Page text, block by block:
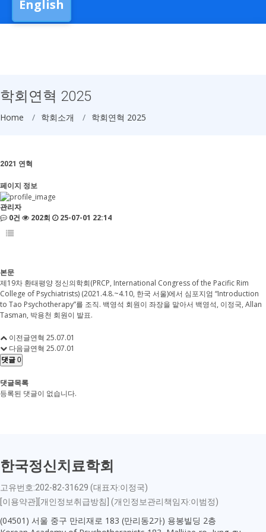
English
학회연혁 2025
Home 학회소개 학회연혁 2025
2021 연혁
페이지 정보
관리자
0건
202회 25-07-01 22:14
본문
제19차 환태평양 정신의학회(PRCP, International Congress of the Pacific Rim
College of Psychiatrists) (2021.4.8.~4.10, 한국 서울)에서 심포지엄 “Introduction
to Tao Psychotherapy”를 조직. 백영석 회원이 좌장을 맡아서 백영석, 이정국, Allan
Tasman, 박용천 회원이 발표.
이전글연혁 25.07.01
다음글연혁 25.07.01
댓글 0
댓글목록
등록된 댓글이 없습니다.
한국정신치료학회
고유번호:202-82-31629 (대표자:이정국)
[이용약관][개인정보취급방침] (개인정보관리책임자:이범정)
(04501) 서울 중구 만리재로 183 (만리동2가) 용봉빌딩 2층